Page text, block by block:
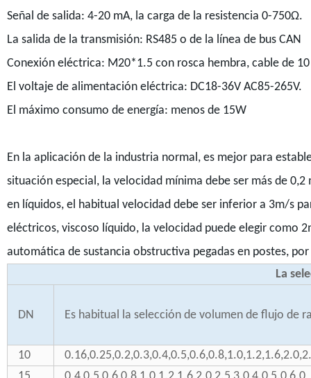
Señal de salida: 4-20 mA, la carga de la resistencia 0-750Ω.
La salida de la transmisión: RS485 o de la línea de bus CAN
Conexión eléctrica: M20*1.5 con rosca hembra, cable de
El voltaje de alimentación eléctrica: DC18-36V AC85-265V.
El máximo consumo de energía: menos de 15W
En la aplicación de la industria normal, es mejor para
situación especial, la velocidad mínima debe ser más de
en líquidos, el habitual velocidad debe ser inferior a 3m/s
eléctricos, viscoso líquido, la velocidad puede elegir como
automática de sustancia obstructiva pegadas en postes,
La
DN Es habitual la selección de volumen de flujo de
10